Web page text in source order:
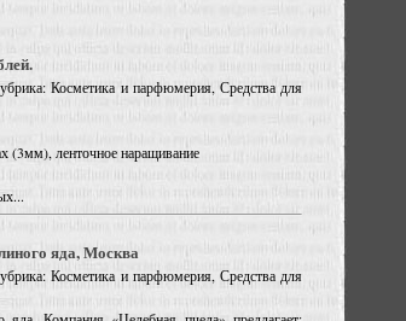
Косметика и парфюмерия, Средства для
(3мм), ленточное наращивание
яда, Москва
Косметика и парфюмерия, Средства для